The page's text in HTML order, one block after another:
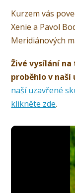
Kurzem vás
Xenie a Pavol
Meridiánových
Živé vysílání
proběhlo v naší
naší uzavřené
klikněte zde.
Video